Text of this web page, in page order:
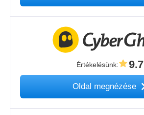
Értékelésünk: 9.7
Oldal megnézése